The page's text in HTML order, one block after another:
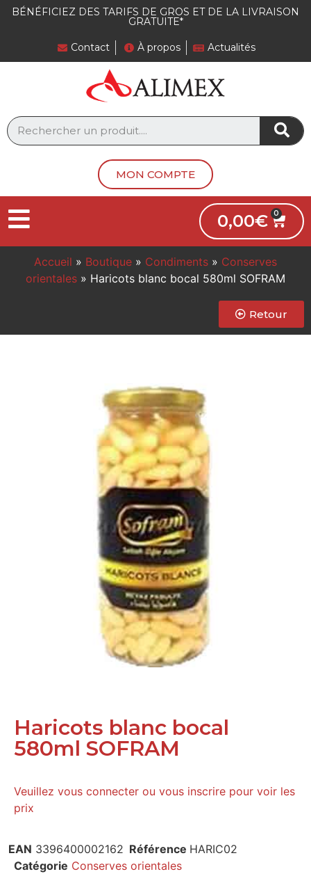
BÉNÉFICIEZ DES TARIFS DE GROS ET DE LA LIVRAISON
GRATUITE*
Contact À propos Actualités
MON COMPTE
0,00€
Accueil » Boutique » Condiments » Conserves
orientales » Haricots blanc bocal 580ml SOFRAM
Retour
Haricots blanc bocal
580ml SOFRAM
Veuillez vous connecter ou vous inscrire pour voir les
prix
EAN 3396400002162 Référence HARIC02
Catégorie Conserves orientales